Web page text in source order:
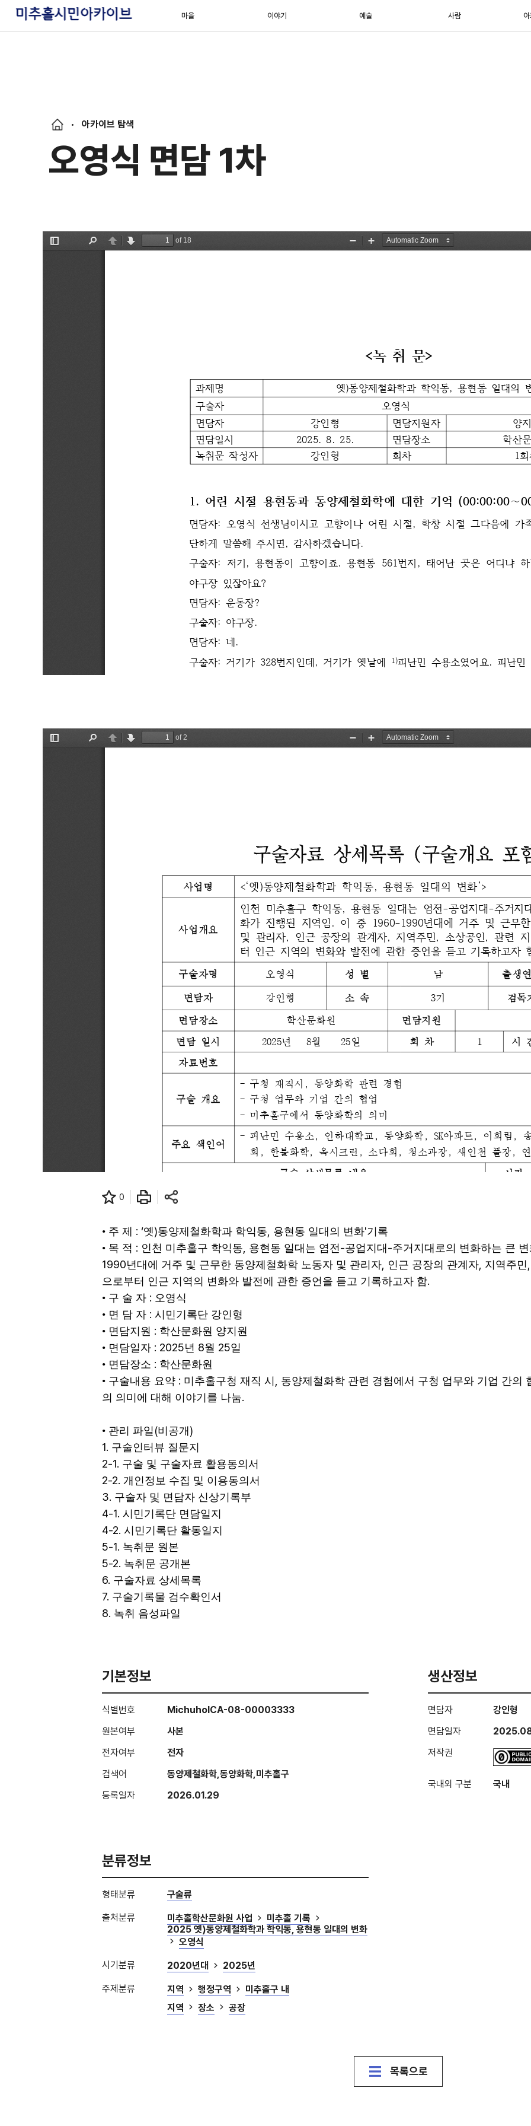
마을 이야기 예술 사람
아카이브 탐색
오영식 면담 1차
0
• 주 제 : ‘옛)동양제철화학과 학익동 용현동 일대의 변화'기록
• 목 적 : 인천 미추홀구 학익동 용현동 일대는 염전-공업지대 -주거지대로의 변화하는 큰
1990년대에 거주 및 근무한 동양제철화학 노동자 및 관리자 인근 공장의 관계자 지역주민
으로부터 인근 지역의 변화와 발전에 관한 증언을 듣고 기록하고자 함.
• 구 술 자 : 오영식
• 면 담 자 : 시민기록단 강인형
• 면담지원 : 학산문화원 양지원
• 면담일자 : 2025년 8월 25일
• 면담장소 : 학산문화원
• 구술내용 요약 : 미추홀구청 재직 시
동양제철화학 관련 경험에서 구청 업무와 기업 간의
의 의미에 대해 이야기를 나눔.
• 관리 파일 (비공개 )
1. 구술인터뷰 질문지
2-1. 구술 및 구술자료 활용동의서
2-2. 개인정보 수집 및 이용동의서
3. 구술자 및 면담자 신상기록부
4-1. 시민기록단 면담일지
4-2. 시민기록단 활동일지
5-1. 녹취문 원본
5-2. 녹취문 공개본
6. 구술자료 상세목록
7. 구술기록물 검수확인서
8. 녹취 음성파일
기본정보
식별번호
MichuholCA-08-00003333
원본여부
사본
전자여부
전자
검색어
동양제철화학,동양화학,미추홀구
등록일자
2026.01.29
생산정보
면담자
강인형
면담일자
저작권
국내외 구분 국내
분류정보
형태분류 구술류
출처분류 미추홀학산문화원 사업
미추홀 기록
2025 옛)동양제철화학과 학익동, 용현동 일대의 변화
오영식
시기분류 2020년대 2025년
주제분류 지역 행정구역
미추홀구 내
지역
장소 공장
목록으로